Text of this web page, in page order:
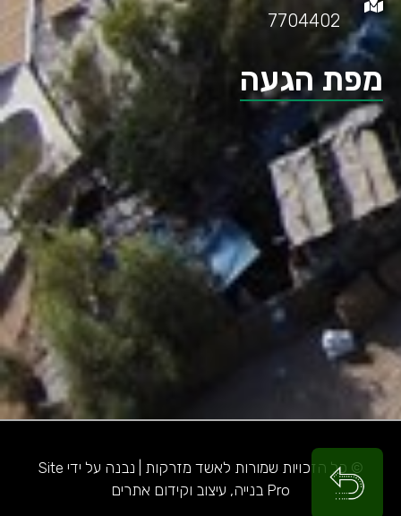
7704402
מפת הגעה
© כל הזכויות שמורות לאשד מזרקות | נבנה על ידי Site
Pro בנייה, עיצוב וקידום אתרים